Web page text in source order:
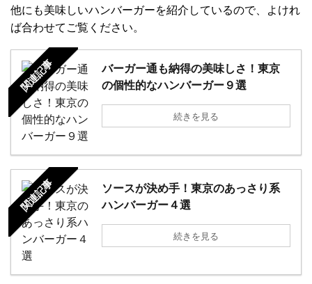
他にも美味しいハンバーガーを紹介しているので、よけれ
ば合わせてご覧ください。
関連記事
バーガー通も納得の美味しさ！東京
の個性的なハンバーガー９選
続きを見る
関連記事
ソースが決め手！東京のあっさり系
ハンバーガー４選
続きを見る